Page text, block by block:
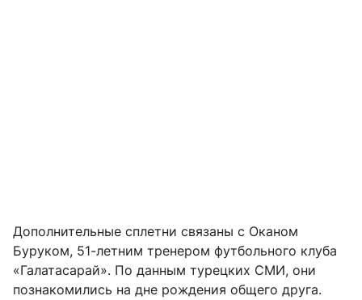
Дополнительные сплетни связаны с Оканом
Буруком, 51-летним тренером футбольного клуба
«Галатасарай». По данным турецких СМИ, они
познакомились на дне рождения общего друга.